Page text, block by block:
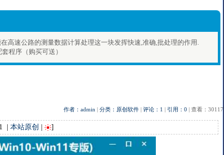
高速公路的测量数据计算处理这一块发挥快速,准确,批处理的作用.
程序（购买可送）
作者：admin | 分类：原创软件 | 评论：1 | 引用：0 | 查看：30117
| 本站原创 ]